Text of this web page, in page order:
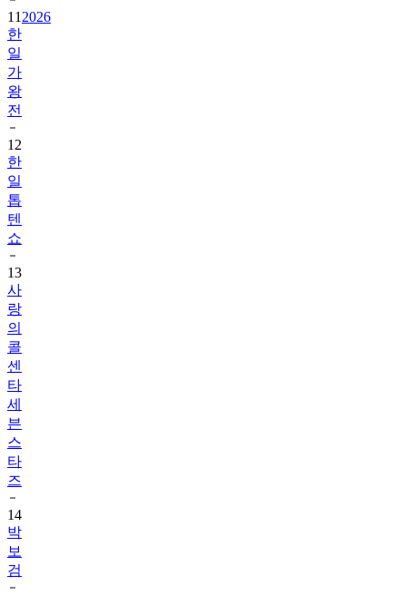
11 2026
한
일
가
왕
전
12
한
일
톱
텐
쇼
13
사
랑
의
콜
센
타
세
븐
스
타
즈
14
박
보
검